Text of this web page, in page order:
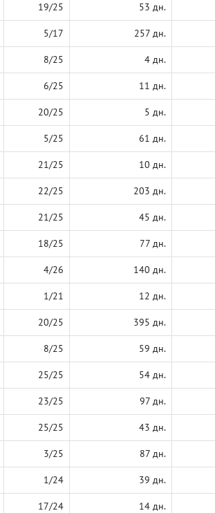
19/25 53 дн.
5/17 257 дн.
8/25 4 дн.
6/25 11 дн.
20/25 5 дн.
5/25 61 дн.
21/25 10 дн.
22/25 203 дн.
21/25 45 дн.
18/25 77 дн.
4/26 140 дн.
1/21 12 дн.
20/25 395 дн.
8/25 59 дн.
25/25 54 дн.
23/25 97 дн.
25/25 43 дн.
3/25 87 дн.
1/24 39 дн.
17/24 14 дн.